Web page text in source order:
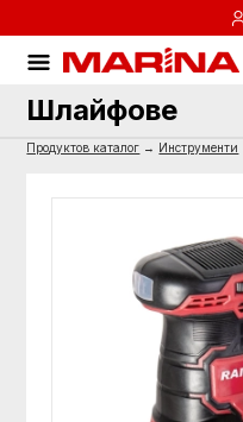
Шлайфове
Продуктов каталог → Инструменти